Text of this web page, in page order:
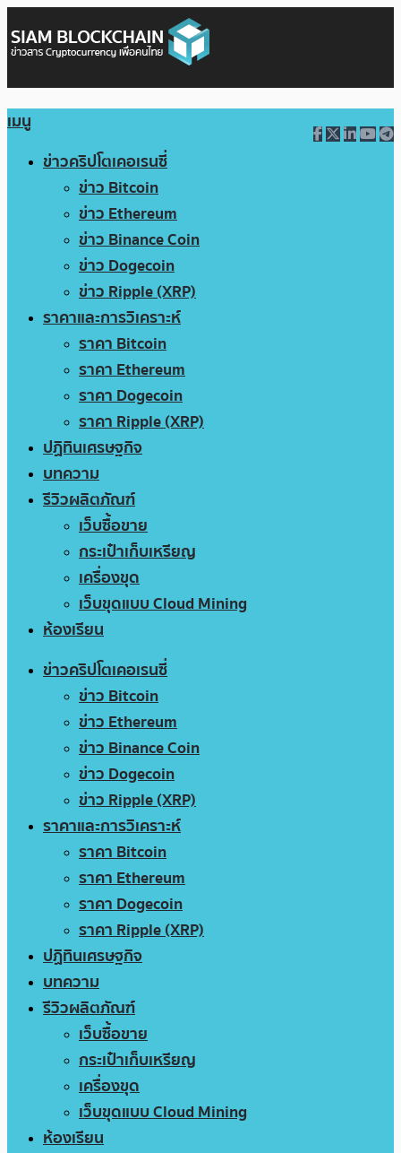
เมนู
ข่าวคริปโตเคอเรนซี่
ข่าว Bitcoin
ข่าว Ethereum
ข่าว Binance Coin
ข่าว Dogecoin
ข่าว Ripple (XRP)
ราคาและการวิเคราะห์
ราคา Bitcoin
ราคา Ethereum
ราคา Dogecoin
ราคา Ripple (XRP)
ปฏิทินเศรษฐกิจ
บทความ
รีวิวผลิตภัณฑ์
เว็บซื้อขาย
กระเป๋าเก็บเหรียญ
เครื่องขุด
เว็บขุดแบบ Cloud Mining
ห้องเรียน
ข่าวคริปโตเคอเรนซี่
ข่าว Bitcoin
ข่าว Ethereum
ข่าว Binance Coin
ข่าว Dogecoin
ข่าว Ripple (XRP)
ราคาและการวิเคราะห์
ราคา Bitcoin
ราคา Ethereum
ราคา Dogecoin
ราคา Ripple (XRP)
ปฏิทินเศรษฐกิจ
บทความ
รีวิวผลิตภัณฑ์
เว็บซื้อขาย
กระเป๋าเก็บเหรียญ
เครื่องขุด
เว็บขุดแบบ Cloud Mining
ห้องเรียน